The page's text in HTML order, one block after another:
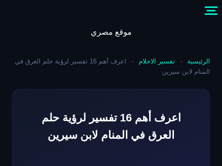
موقع مصري
الرئيسية - تفسير الاحلام -
اعرف أهم 16 تفسير لرؤية حلم العرق في
المنام لابن سيرين
اعرف أهم 16 تفسير لرؤية حلم
العرق في المنام لابن سيرين